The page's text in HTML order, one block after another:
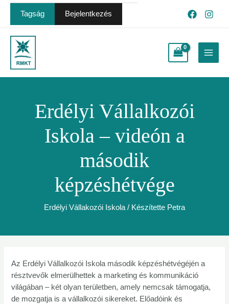
Skip
Tagság Bejelentkezés
Menu
Erdélyi Vállalkozói
Iskola – videón a
második
képzéshétvége
Erdélyi Vállakozói Iskola/ Készítette Petra
Az Erdélyi Vállalkozói Iskola második képzéshétvégéjén a
résztvevők elmerülhettek a marketing és kommunikáció
világában – két olyan területben, amely nemcsak támogatja,
de mozgatja is a vállalkozói sikereket. Előadóink és
Post
navigation